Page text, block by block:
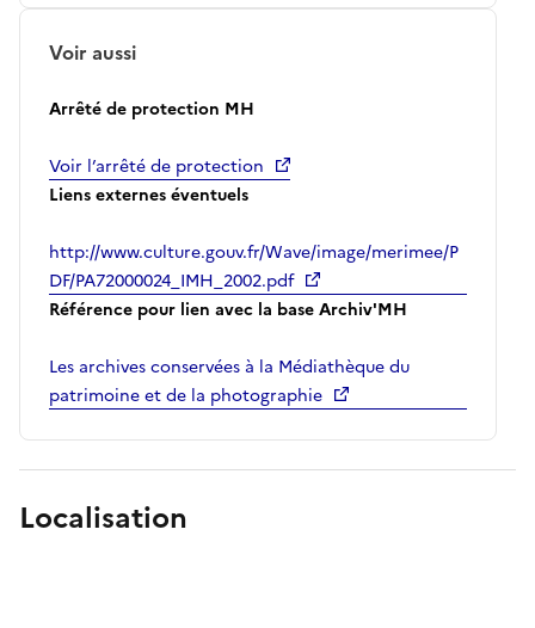
Voir aussi
Arrêté de protection MH
Voir l’arrêté de protection
Liens externes éventuels
http://www.culture.gouv.fr/Wave/image/merimee/P
DF/PA72000024_IMH_2002.pdf
Référence pour lien avec la base Archiv'MH
Les archives conservées à la Médiathèque du
patrimoine et de la photographie
Localisation